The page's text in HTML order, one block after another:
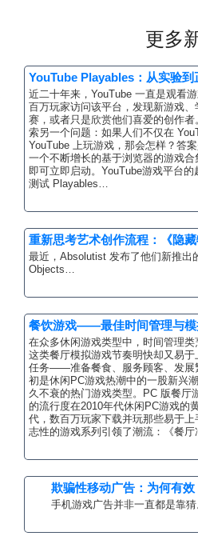
更多
YouTube Playables：从实验到
近二十年来，YouTube 一直是观看
百万玩家访问该平台，发现新游戏
赛，或者只是欣赏他们喜爱的创作
索另一个问题：如果人们不仅在
YouTube 上玩游戏，那会怎样？答
一个不断增长的基于浏览器的游戏
即可立即启动。YouTube游戏平台
测试 Playables…
重新思考艺术创作流程：《隐
最近，Absolutist 发布了他们新推出
Objects…
餐饮游戏——最佳时间管理与模
在众多休闲游戏类型中，时间管理类
这类餐厅模拟游戏节奏明快却又易
任务——准备餐食、服务顾客、发展
初是休闲PC游戏热潮中的一股新兴
久不衰的热门游戏类型。PC 版餐厅
的流行度在2010年代休闲PC游戏的
代，数百万玩家下载并玩那些易于
志性的游戏系列引领了潮流：《餐
欺骗性移动广告：为何有效
手机游戏广告并非一直都是靠